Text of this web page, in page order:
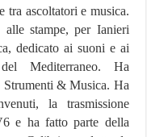
tra ascoltatori e musica.
stampe, per Ianieri
dedicato ai suoni e ai
Mediterraneo. Ha
Strumenti & Musica. Ha
la trasmissione
e ha fatto parte della